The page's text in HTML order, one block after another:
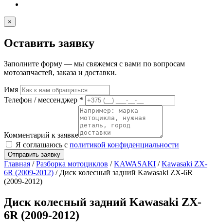
×
Оставить заявку
Заполните форму — мы свяжемся с вами по вопросам
мотозапчастей, заказа и доставки.
Имя
Телефон / мессенджер *
Комментарий к заявке
Я соглашаюсь с политикой конфиденциальности
Отправить заявку
Главная /Разборка мотоциклов /KAWASAKI /Kawasaki ZX-
6R (2009-2012) / Диск колесный задний Kawasaki ZX-6R
(2009-2012)
Диск колесный задний Kawasaki ZX-
6R (2009-2012)